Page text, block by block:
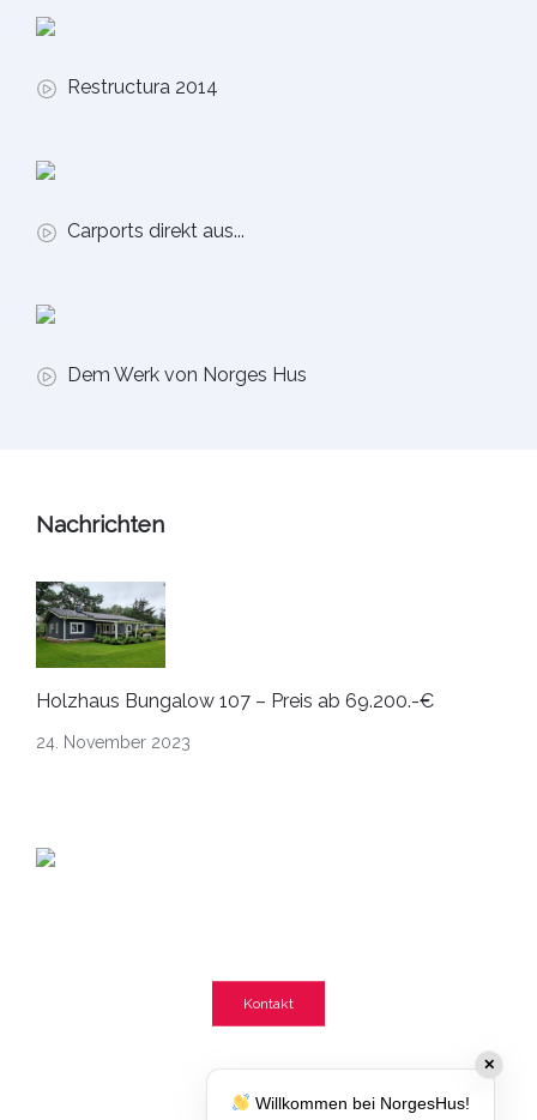
Restructura 2014
Carports direkt aus...
Dem Werk von Norges Hus
Nachrichten
Holzhaus Bungalow 107 – Preis ab 69.200.-€
24. November 2023
Kontakt
✕
Willkommen bei NorgesHus!